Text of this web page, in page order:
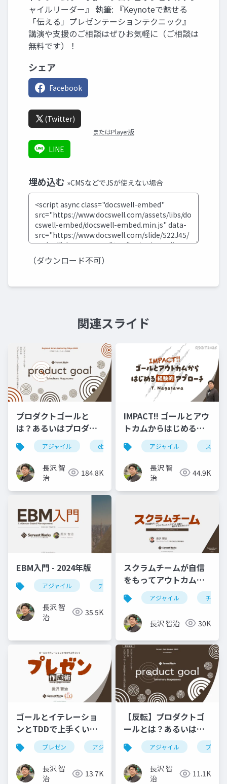
ャイルリーダー』 執筆: 『Keynoteで魅せる
「伝える」プレゼンテーションテクニック』
講演や支援のご相談はぜひお気軽に（ご相談は
無料です）！
シェア
Facebook
(Twitter)
またはPlayer版
LINE
埋め込む »CMSなどでJSが使えない場合
（ダウンロード不可）
関連スライド
プロダクトゴールと
は？あるいはプロダク
トのゴールを設定する
には何が必要か？
#RSGT2022
アジャイル ebm スクラム rsgt
長沢 智
治
184.8K
IMPACT!! ゴールとアウ
トカムからはじめる経
験的アプローチ
#RSGT2025
アジャイル スクラ
長沢 智
治
44.9K
EBM入門 - 2024年版
アジャイル チーム開発 agile ebm
長沢 智
治
35.5K
スクラムチームが自信
をもってアウトカムと
スプリント活動に集中
するためのコツ
アジャイル チーム
長沢 智治 30K
ゴールとイテレーショ
ンとTDDで上手くいく
プレゼン作成術
プレゼン アジャイル ebm rsgt2025
長沢 智
治
13.7K
【反転】プロダクトゴ
ールとは？あるいはプ
ロダクトのゴールを設
定するには何が必要
か？
アジャイル プロダ
長沢 智
治
11.1K